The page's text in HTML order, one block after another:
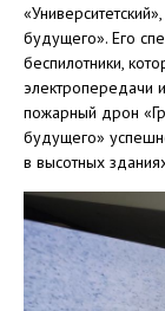
будущего». Его
беспилотники,
электропередачи
пожарный дрон
будущего»
в высотных